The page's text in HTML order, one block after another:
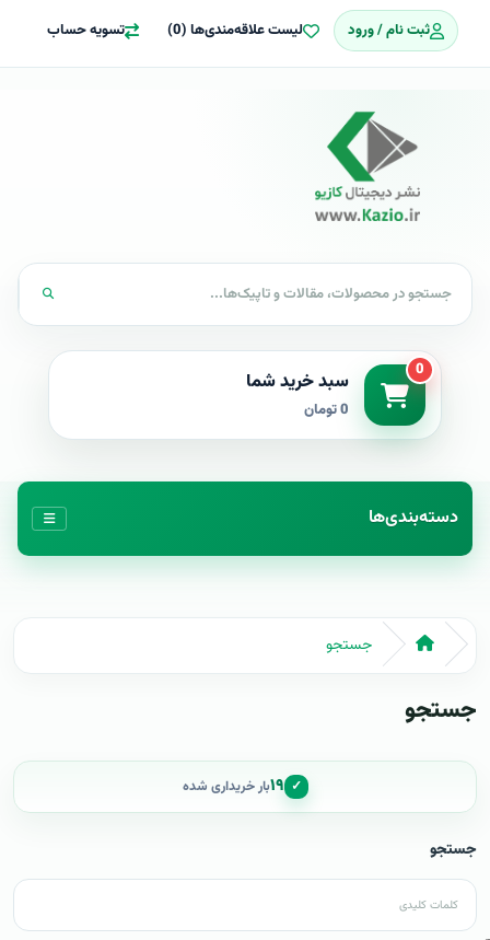
ثبت نام / ورود لیست علاقه‌مندی‌ها (0) تسویه حساب
0 سبد خرید شما
0 تومان
دسته‌بندی‌ها
جستجو
جستجو
✓ ۱۹بار خریداری شده
جستجو